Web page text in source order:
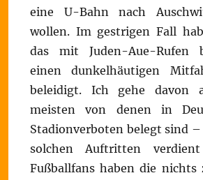
eine U-Bahn nach
wollen. Im gestrigen Fall
das mit Juden-Aue-Rufen
einen dunkelhäutigen
beleidigt. Ich gehe davon
meisten von denen in
Stadionverboten belegt sind –
solchen Auftritten
Fußballfans haben die